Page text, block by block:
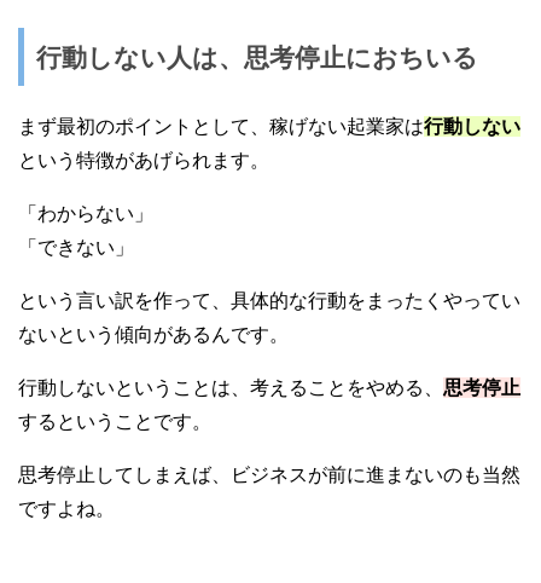
行動しない人は、思考停止におちいる
まず最初のポイントとして、稼げない起業家は行動しない
という特徴があげられます。
「わからない」
「できない」
という言い訳を作って、具体的な行動をまったくやってい
ないという傾向があるんです。
行動しないということは、考えることをやめる、 思考停止
するということです。
思考停止してしまえば、ビジネスが前に進まないのも当然
ですよね。